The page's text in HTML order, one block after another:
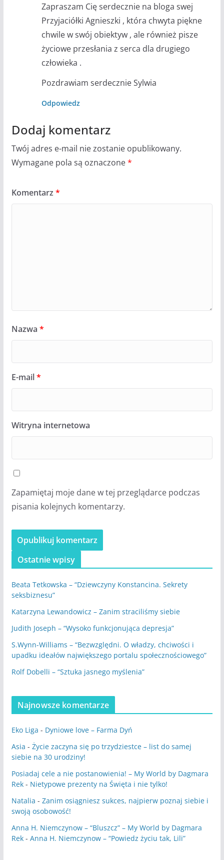
Zapraszam Cię serdecznie na bloga swej
Przyjaciółki Agnieszki , która chwyta piękne
chwile w swój obiektyw , ale również pisze
życiowe przesłania z serca dla drugiego
człowieka .
Pozdrawiam serdecznie Sylwia
Odpowiedz
Dodaj komentarz
Twój adres e-mail nie zostanie opublikowany.
Wymagane pola są oznaczone*
Komentarz *
Nazwa *
E-mail*
Witryna internetowa
Zapamiętaj moje dane w tej przeglądarce podczas
pisania kolejnych komentarzy.
Ostatnie wpisy
Beata Tetkowska – “Dziewczyny Konstancina. Sekrety
seksbiznesu”
Katarzyna Lewandowicz – Zanim straciliśmy siebie
Judith Joseph – “Wysoko funkcjonująca depresja”
S.Wynn-Williams – “Bezwzględni. O władzy, chciwości i
upadku ideałów największego portalu społecznościowego”
Rolf Dobelli – “Sztuka jasnego myślenia”
Najnowsze komentarze
Eko Liga - Dyniowe love – Farma Dyń
Asia - Życie zaczyna się po trzydziestce – list do samej
siebie na 30 urodziny!
Posiadaj cele a nie postanowienia! – My World by Dagmara
Rek- Nietypowe prezenty na Święta i nie tylko!
Natalia - Zanim osiągniesz sukces, najpierw poznaj siebie i
swoją osobowość!
Anna H. Niemczynow – “Bluszcz” – My World by Dagmara
Rek- Anna H. Niemczynow – “Powiedz życiu tak, Lili”